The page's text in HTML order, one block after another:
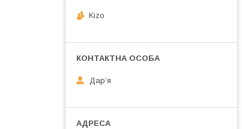
Kizo
Дарʼя